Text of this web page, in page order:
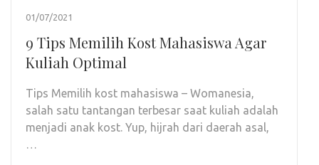
01/07/2021
9 Tips Memilih Kost Mahasiswa Agar
Kuliah Optimal
Tips Memilih kost mahasiswa – Womanesia,
salah satu tantangan terbesar saat kuliah adalah
menjadi anak kost. Yup, hijrah dari daerah asal,
…